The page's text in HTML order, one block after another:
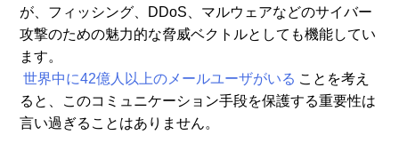
が、フィッシング、DDoS、マルウェアなどのサイバー
攻撃のための魅力的な脅威ベクトルとしても機能してい
ます。
世界中に42億人以上のメールユーザがいる ことを考え
ると、このコミュニケーション手段を保護する重要性は
言い過ぎることはありません。